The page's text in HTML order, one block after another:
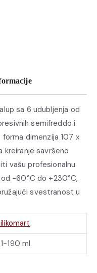
sa 6 udubljenja od
semifreddo i
dimenzija 107 x
kreiranje savršeno
vašu profesionalnu
-60°C do +230°C,
svestranost u
190 ml